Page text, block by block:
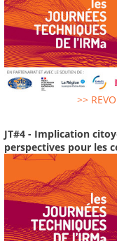
>>
JT#4 - Implication
perspectives pour les